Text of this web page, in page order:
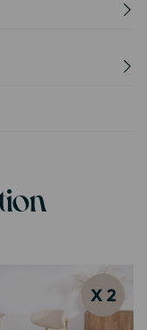
X 2